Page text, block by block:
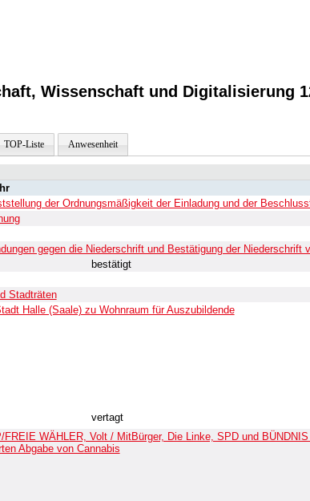
Wissenschaft und Digitalisierung
TOP-Liste Anwesenheit
der Ordnungsmäßigkeit der Einladung und der
gegen die Niederschrift und Bestätigung der Niederschrift
bestätigt
Stadträten
Halle (Saale) zu Wohnraum für Auszubildende
vertagt
FREIE WÄHLER, Volt / MitBürger, Die Linke, SPD und
Abgabe von Cannabis